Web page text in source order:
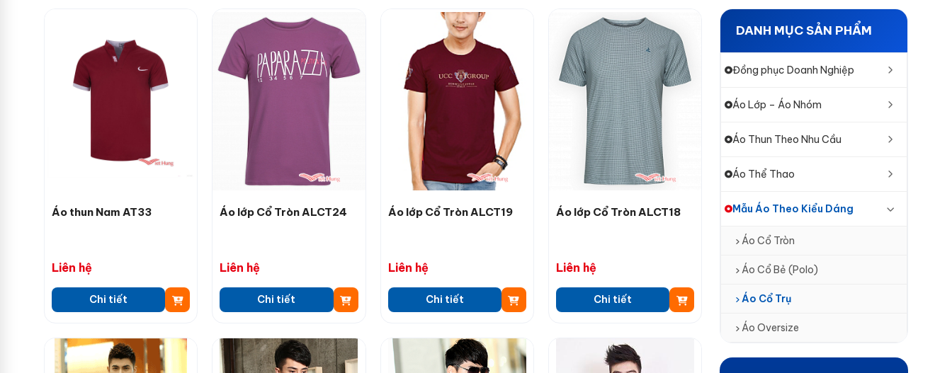
Áo thun Nam AT33
Liên hệ
Chi tiết
Áo lớp Cổ Tròn ALCT24
Liên hệ
Chi tiết
Áo lớp Cổ Tròn ALCT19
Liên hệ
Chi tiết
Áo lớp Cổ Tròn ALCT18
Liên hệ
Chi tiết
DANH MỤC SẢN PHẨM
Đồng phục Doanh Nghiệp
Áo Lớp – Áo Nhóm
Áo Thun Theo Nhu Cầu
Áo Thể Thao
Mẫu Áo Theo Kiểu Dáng
Áo Cổ Tròn
Áo Cổ Bẻ (Polo)
Áo Cổ Trụ
Áo Oversize